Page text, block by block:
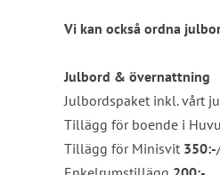
Vi kan också ordna
Julbord & övernattning
Julbordspaket inkl. vårt
Tillägg för boende i
Tillägg för Minisvit 350:-